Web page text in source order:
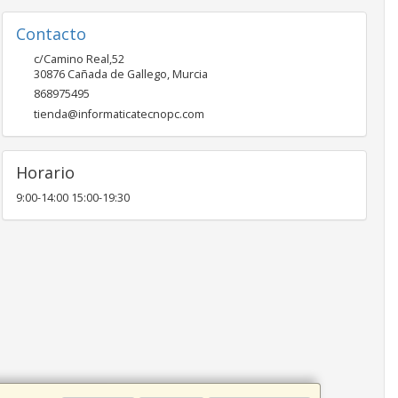
Contacto
c/Camino Real,52
30876 Cañada de Gallego,Murcia
868975495
tienda@informaticatecnopc.com
Horario
9:00-14:00 15:00-19:30